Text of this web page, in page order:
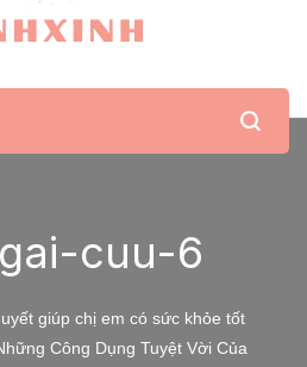
cuu-6
giúp chị em có sức khỏe tốt
Công Dụng Tuyệt Vời Của